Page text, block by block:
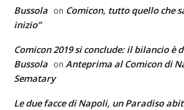
Bussola on Comicon, tutto quello che
inizio”
Comicon 2019 si conclude: il bilancio è
Bussola on Anteprima al Comicon di
Sematary
Le due facce di Napoli, un Paradiso